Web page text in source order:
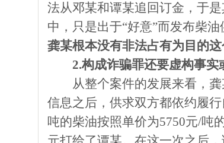
法从邓某和谭某追回订金，于
中，只是出于“好意”而发布柴
龚某根本没有非法占有为目的这
2.构成诈骗罪还要虚构事实
从整个案件的发展来看，
信息之后，供求双方都依约履
吨的柴油按照单价为5750元/吨